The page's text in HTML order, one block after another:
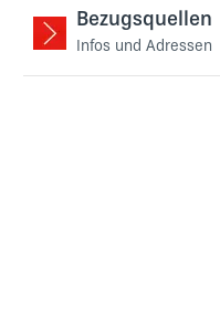
Bezugsquellen
Infos und Adressen